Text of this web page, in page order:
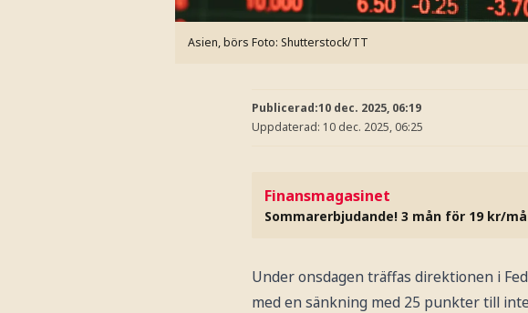
Asien, börs Foto: Shutterstock/TT
Publicerad:10 dec. 2025, 06:19
Uppdaterad: 10 dec. 2025, 06:25
Finansmagasinet
Sommarerbjudande! 3 mån för 19 kr/
Under onsdagen träffas direktionen i
med en sänkning med 25 punkter till